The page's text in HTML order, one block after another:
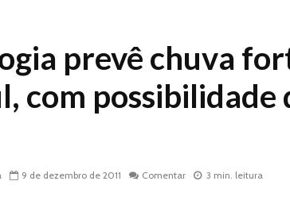
prevê chuva
com possibilidade
9 de dezembro de 2011 Comentar 3 min. leitura